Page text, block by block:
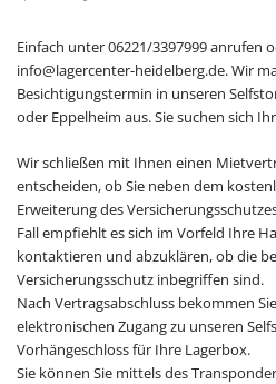
Einfach unter 06221/3397999 anrufen
info@lagercenter-heidelberg.de. Wir
Besichtigungstermin in unseren
oder Eppelheim aus. Sie suchen sich
Wir schließen mit Ihnen einen
entscheiden, ob Sie neben dem
Erweiterung des
Fall empfiehlt es sich im Vorfeld Ihre
kontaktieren und abzuklären, ob die
Versicherungsschutz inbegriffen sind.
Nach Vertragsabschluss bekommen
elektronischen Zugang zu unseren
Vorhängeschloss für Ihre Lagerbox.
Sie können Sie mittels des